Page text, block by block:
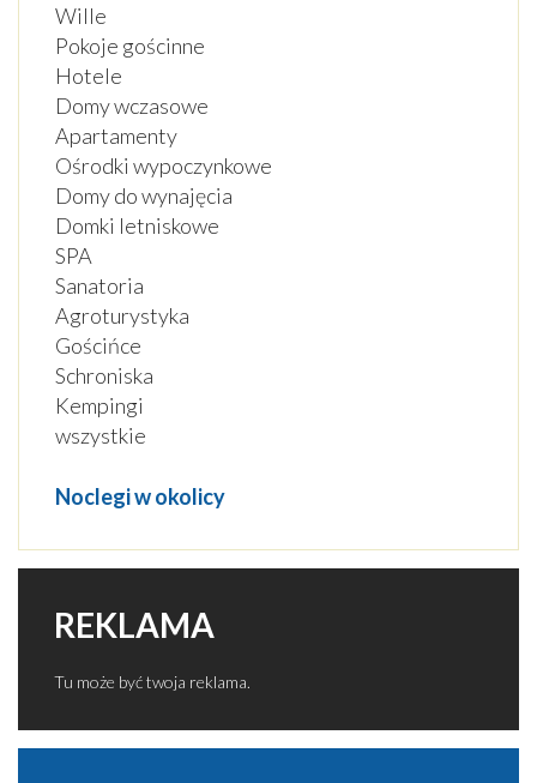
Wille
Pokoje gościnne
Hotele
Domy wczasowe
Apartamenty
Ośrodki wypoczynkowe
Domy do wynajęcia
Domki letniskowe
SPA
Sanatoria
Agroturystyka
Gościńce
Schroniska
Kempingi
wszystkie
Noclegi w okolicy
REKLAMA
Tu może być twoja reklama.